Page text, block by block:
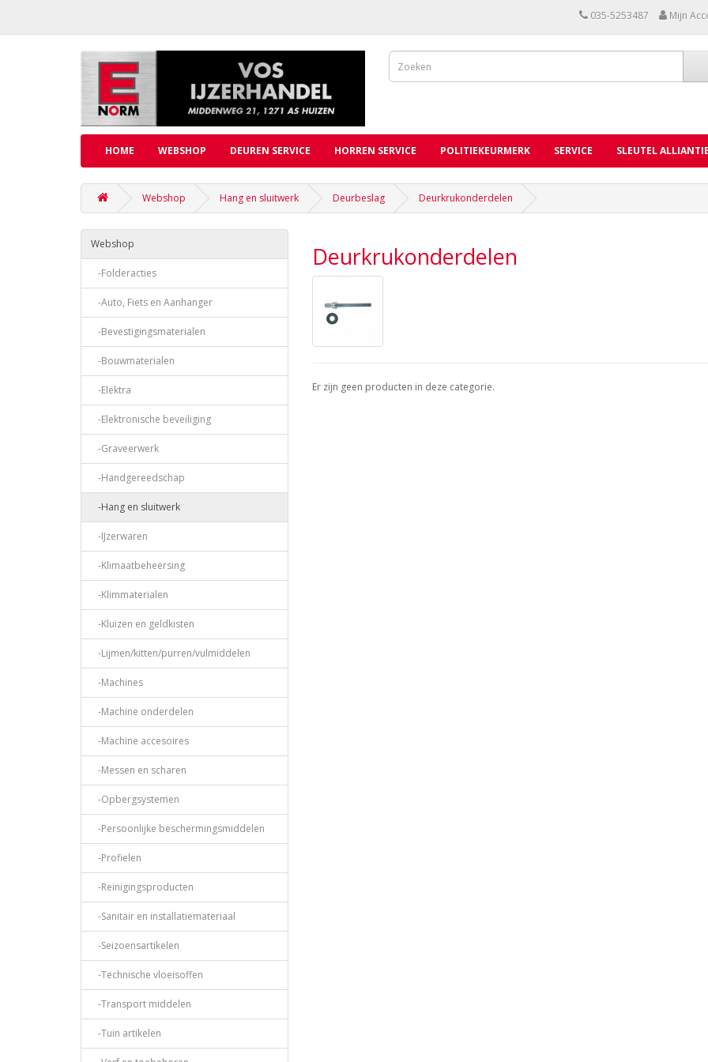
035-5253487 Mijn
HOME WEBSHOP DEUREN SERVICE HORREN SERVICE POLITIEKEURMERK SERVICE SLEUTEL ALLIANTIE
Webshop Hang en sluitwerk Deurbeslag Deurkrukonderdelen
Webshop
-Folderacties
-Auto, Fiets en Aanhanger
-Bevestigingsmaterialen
-Bouwmaterialen
-Elektra
-Elektronische beveiliging
-Graveerwerk
-Handgereedschap
-Hang en sluitwerk
-IJzerwaren
-Klimaatbeheersing
-Klimmaterialen
-Kluizen en geldkisten
-Lijmen/kitten/purren/vulmiddelen
-Machines
-Machine onderdelen
-Machine accesoires
-Messen en scharen
-Opbergsystemen
-Persoonlijke beschermingsmiddelen
-Profielen
-Reinigingsproducten
-Sanitair en installatiemateriaal
-Seizoensartikelen
-Technische vloeisoffen
-Transport middelen
-Tuin artikelen
Deurkrukonderdelen
Er zijn geen producten in deze categorie.